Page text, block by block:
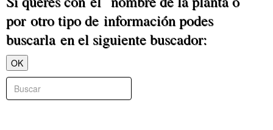
por otro tipo de información podes
buscarla en el siguiente buscador:
OK